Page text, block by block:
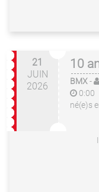
21
JUIN
2026
10
BMX-
0:00
né(e)s